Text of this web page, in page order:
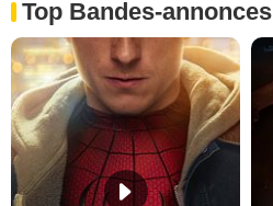
Top Bandes-annonces